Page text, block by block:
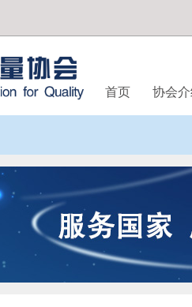
首页 协会